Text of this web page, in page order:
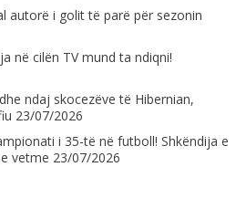
autorë i golit të parë për sezonin
në cilën TV mund ta ndiqni!
ndaj skocezëve të Hibernian,
23/07/2026
i 35-të në futboll! Shkëndija e
vetme 23/07/2026